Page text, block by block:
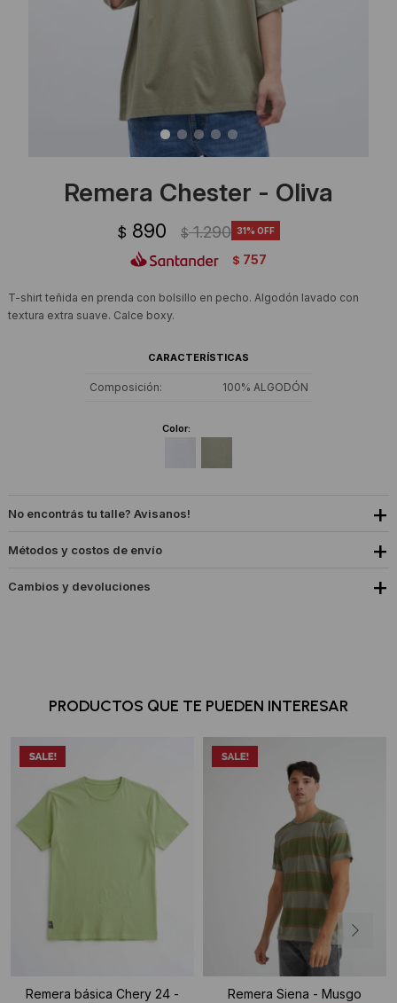
Remera Chester - Oliva
$ 890 $ 1.290 31
$ 757
T-shirt teñida en prenda con bolsillo en pecho. Algodón lavado con
textura extra suave. Calce boxy.
CARACTERÍSTICAS
Composición 100% ALGODÓN
Color:
No encontrás tu talle? Avisanos!
Métodos y costos de envío
Cambios y devoluciones
PRODUCTOS QUE TE PUEDEN INTERESAR
Remera básica Chery 24 -
Remera Siena - Musgo
Sherpas
Camisas y blusas